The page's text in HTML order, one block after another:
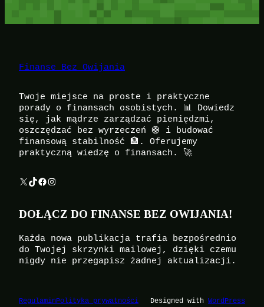
Finanse Bez Owijania
Twoje miejsce na proste i praktyczne
porady o finansach osobistych. 📊 Dowiedz
się, jak mądrze zarządzać pieniędzmi,
oszczędzać bez wyrzeczeń 🛟 i budować
finansową stabilność 🏦. Oferujemy
praktyczną wiedzę o finansach. 🚀
X TikTok Facebook Instagram
DOŁĄCZ DO FINANSE BEZ OWIJANIA!
Każda nowa publikacja trafia bezpośrednio
do Twojej skrzynki mailowej, dzięki czemu
nigdy nie przegapisz żadnej aktualizacji.
RegulaminPolityka prywatności Designed with WordPress